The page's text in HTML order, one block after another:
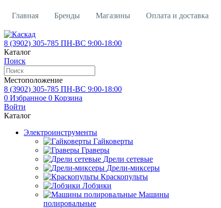
Главная Бренды Магазины Оплата и доставка
Контакты Кредит Вакансии
8 (3902) 305-785 ПН-ВС 9:00-18:00
Каталог
Поиск
Местоположение
8 (3902) 305-785 ПН-ВС 9:00-18:00
0 Избранное 0 Корзина
Войти
Каталог
Электроинструменты
Гайковерты
Граверы
Дрели сетевые
Дрели-миксеры
Краскопульты
Лобзики
Машины
полировальные